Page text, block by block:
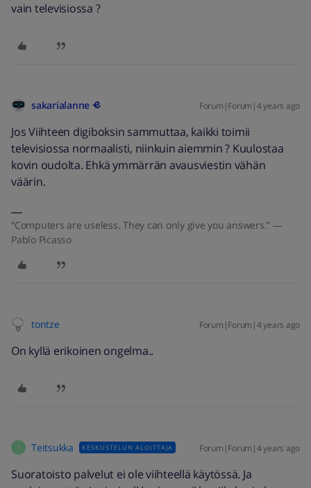
vain televisiossa ?
sakarialanne Forum|Forum|4 years ago
Jos Viihteen digiboksin sammuttaa, kaikki toimii
televisiossa normaalisti, niinkuin aiemmin ? Kuulostaa
kovin oudolta. Ehkä ymmärrän avausviestin vähän
väärin.
“Computers are useless. They can only give you answers.” ―
Pablo Picasso
tontze Forum|Forum|4 years ago
On kyllä erikoinen ongelma..
T Teitsukka KESKUSTELUN ALOITTAJA Forum|Forum|4 years ago
Suoratoisto palvelut ei ole viihteellä käytössä. Ja